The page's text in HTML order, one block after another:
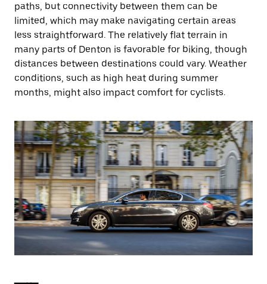
paths, but connectivity between them can be
limited, which may make navigating certain areas
less straightforward. The relatively flat terrain in
many parts of Denton is favorable for biking, though
distances between destinations could vary. Weather
conditions, such as high heat during summer
months, might also impact comfort for cyclists.